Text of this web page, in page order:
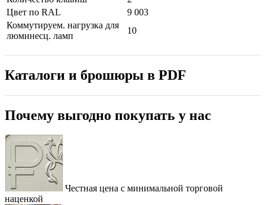
Цвет по RAL
9 003
Коммутируем. нагрузка для
люминесц. ламп
10
Каталоги и брошюры в PDF
Почему выгодно покупать у нас
Честная цена с минимальной торговой
наценкой